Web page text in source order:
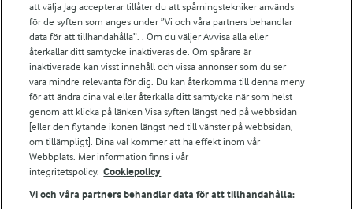
Arlas kundportal
Arla.com
Falbygdens Ost
Arla webbshop
Bildbank
Följ oss
att välja Jag accepterar tillåter du att spårningstekniker används
för de syften som anges under ”Vi och våra partners behandlar
data för att tillhandahålla”. . Om du väljer Avvisa alla eller
återkallar ditt samtycke inaktiveras de. Om spårare är
inaktiverade kan visst innehåll och vissa annonser som du ser
vara mindre relevanta för dig. Du kan återkomma till denna meny
för att ändra dina val eller återkalla ditt samtycke när som helst
genom att klicka på länken Visa syften längst ned på webbsidan
[eller den flytande ikonen längst ned till vänster på webbsidan,
om tillämpligt]. Dina val kommer att ha effekt inom vår
Webbplats. Mer information finns i vår
integritetspolicy. Cookiepolicy
Vi och våra partners behandlar data för att tillhandahålla: